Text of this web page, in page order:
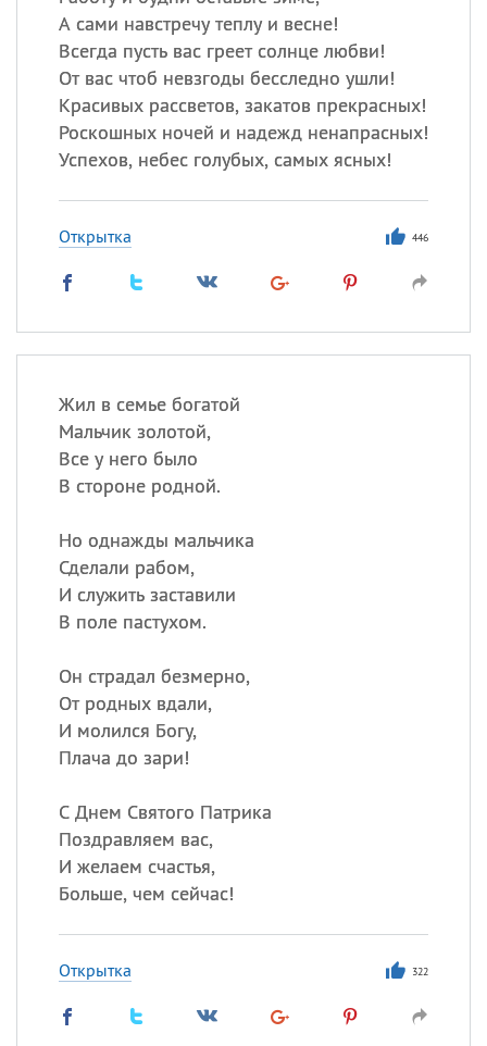
А сами навстречу теплу и весне!
Всегда пусть вас греет солнце любви!
От вас чтоб невзгоды бесследно ушли!
Красивых рассветов, закатов прекрасных!
Роскошных ночей и надежд ненапрасных!
Успехов, небес голубых, самых ясных!
Открытка 446
Жил в семье богатой
Мальчик золотой,
Все у него было
В стороне родной.
Но однажды мальчика
Сделали рабом,
И служить заставили
В поле пастухом.
Он страдал безмерно,
От родных вдали,
И молился Богу,
Плача до зари!
С Днем Святого Патрика
Поздравляем вас,
И желаем счастья,
Больше, чем сейчас!
Открытка 322